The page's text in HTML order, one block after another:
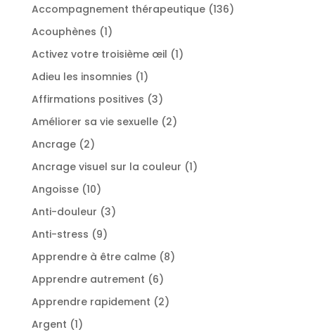
produit
Accompagnement thérapeutique 136136
Acouphènes 11
produit
Activez votre troisième œil 11
Adieu les insomnies 11
produit
Affirmations positives 33
produits
Améliorer sa vie sexuelle 22
Ancrage 22
produits
Ancrage visuel sur la couleur 11
Angoisse 1010
produits
Anti-douleur 33
Anti-stress 99
produits
Apprendre à être calme 88
Apprendre autrement 66
produits
Apprendre rapidement 22
Argent 11